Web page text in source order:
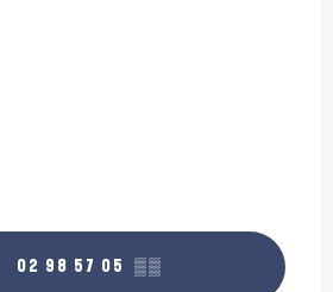
02 98 57 05 ▒▒